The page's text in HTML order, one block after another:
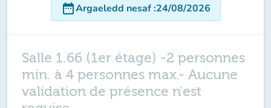
date_rangeArgaeledd nesaf:24/08/2026
Salle 1.66 (1er étage) -2 personnes
min. à 4 personnes max.- Aucune
validation de présence n'est